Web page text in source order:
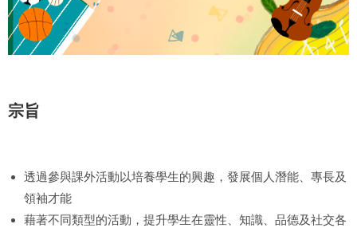
宗旨
透過參與課外活動以培養學生的興趣，發展個人潛能、專長及
領袖才能
藉著不同類型的活動，提升學生在靈性、知識、品德及社交各